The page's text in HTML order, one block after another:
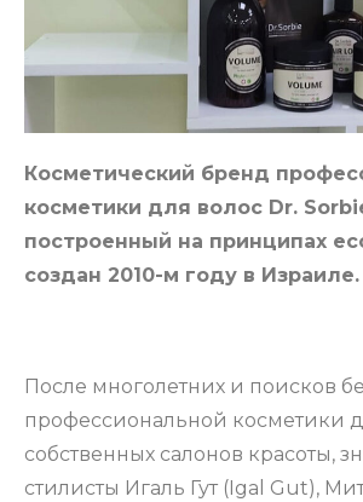
Косметический бренд
косметики для волос Dr.
построенный на принципах
создан 2010-м году в Израиле.
После многолетних и поисков
профессиональной косметики
собственных салонов красоты,
стилисты Игаль Гут (Igal Gut),